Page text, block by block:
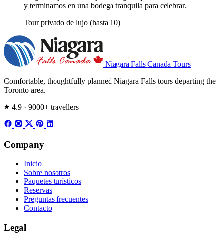
y terminamos en una bodega tranquila para celebrar.
Tour privado de lujo (hasta 10)
Niagara FallsCanada Tours
Comfortable, thoughtfully planned Niagara Falls tours departing the
Toronto area.
4.9 · 9000+ travellers
Company
Inicio
Sobre nosotros
Paquetes turísticos
Reservas
Preguntas frecuentes
Contacto
Legal